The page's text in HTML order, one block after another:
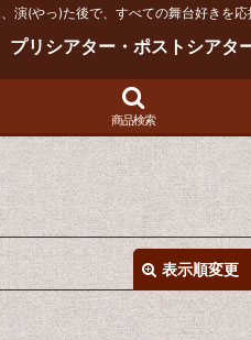
演(やっ)た後で、すべての舞台好きを応
プリシアター・ポストシアタ
商品検索
表示順変更